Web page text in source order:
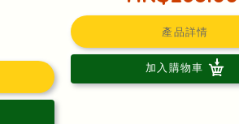
產品詳情
加入購物車